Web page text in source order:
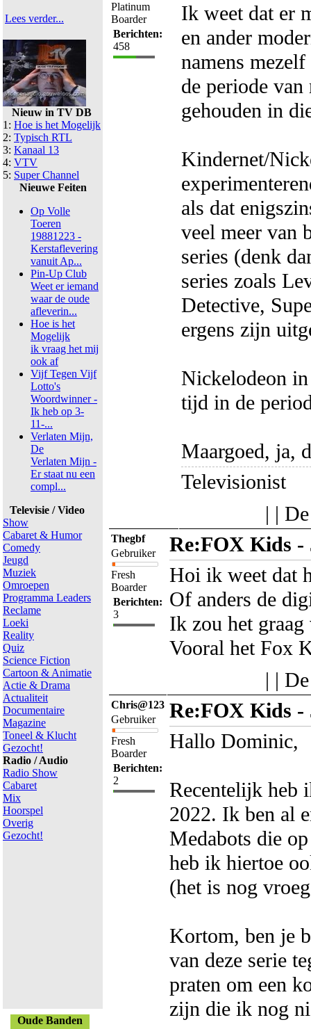
Lees verder...
Nieuw in TV DB
1: Hoe is het Mogelijk
2: Typisch RTL
3: Kanaal 13
4: VTV
5: Super Channel
Nieuwe Feiten
Op Volle
Toeren
19881223 -
Kerstaflevering
vanuit Ap...
Pin-Up Club
Weet er iemand
waar de oude
afleverin...
Hoe is het
Mogelijk
ik vraag het mij
ook af
Vijf Tegen Vijf
Lotto's
Woordwinner -
Ik heb op 3-
11-...
Verlaten Mijn,
De
Verlaten Mijn -
Er staat nu een
compl...
Televisie / Video
Show
Cabaret & Humor
Comedy
Jeugd
Muziek
Omroepen
Programma Leaders
Reclame
Loeki
Reality
Quiz
Science Fiction
Cartoon & Animatie
Actie & Drama
Actualiteit
Documentaire
Magazine
Toneel & Klucht
Gezocht!
Radio / Audio
Radio Show
Cabaret
Mix
Hoorspel
Overig
Gezocht!
Oude Banden
Platinum
Boarder
Berichten:
458
Ik weet dat er
en ander
namens
de periode
gehouden in
Kindernet/
als dat
veel meer van
series (denk
series zoals
Detective,
ergens zijn
Nickelodeon
tijd in de
Maargoed, ja,
Televisionist
| |
Thegbf
Gebruiker
Fresh
Boarder
Berichten:
3
Re:FOX Kids -
Hoi ik weet dat
Of anders de
Ik zou het
Vooral het Fox
| |
Chris@123
Gebruiker
Fresh
Boarder
Berichten:
2
Re:FOX Kids -
Hallo Dominic,
Recentelijk heb
2022. Ik ben al
Medabots die
heb ik hiertoe
(het is nog
Kortom, ben je
van deze serie
praten om een
zijn die ik nog